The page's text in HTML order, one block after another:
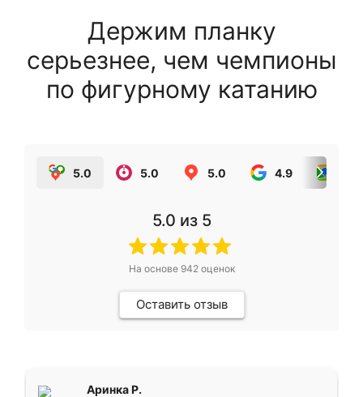
Держим планку
серьезнее, чем чемпионы
по фигурному катанию
5.0 5.0 5.0 4.9
5.0 из 5
На основе 942оценок
Оставить отзыв
Аринка Р.